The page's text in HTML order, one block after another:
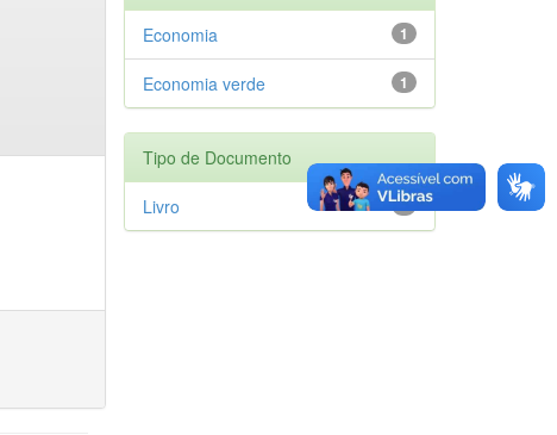
1
Economia
1
Economia verde
Tipo de Documento
1
Livro